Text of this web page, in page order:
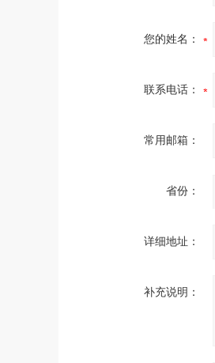
您的姓名：
联系电话：
常用邮箱：
省份：
详细地址：
补充说明：